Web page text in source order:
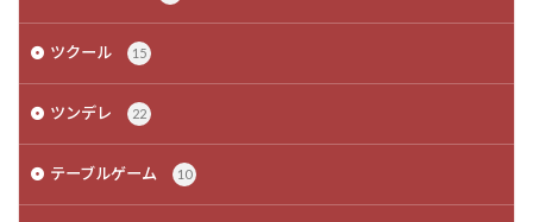
ツクール 15
ツンデレ 22
テーブルゲーム 10